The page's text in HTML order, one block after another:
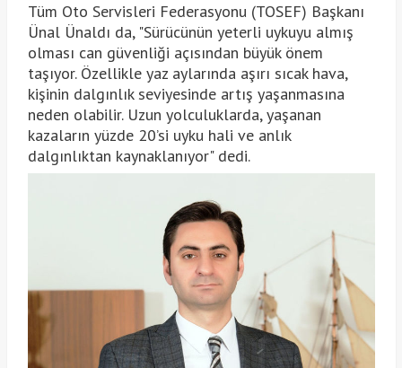
Tüm Oto Servisleri Federasyonu (TOSEF) Başkanı
Ünal Ünaldı da, "Sürücünün yeterli uykuyu almış
olması can güvenliği açısından büyük önem
taşıyor. Özellikle yaz aylarında aşırı sıcak hava,
kişinin dalgınlık seviyesinde artış yaşanmasına
neden olabilir. Uzun yolculuklarda, yaşanan
kazaların yüzde 20’si uyku hali ve anlık
dalgınlıktan kaynaklanıyor" dedi.